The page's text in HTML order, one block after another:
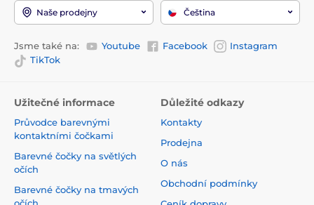
Naše prodejny Čeština
Jsme také na: Youtube Facebook
Instagram
TikTok
Užitečné informace
Průvodce barevnými
kontaktními čočkami
Barevné čočky na světlých
očích
Barevné čočky na tmavých
očích
Důležité odkazy
Kontakty
Prodejna
O nás
Obchodní podmínky